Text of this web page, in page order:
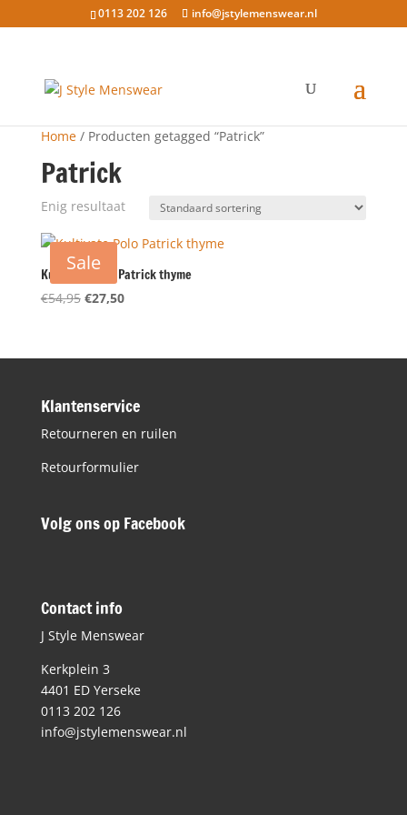
0113 202 126 info@jstylemenswear.nl
Home/ Producten getagged “Patrick”
Patrick
Enig resultaat
Sale
Kultivate Polo Patrick thyme
€54,95 Oorspronkelijke
€54,95.
€27,50Huidige
€27,50.
Klantenservice
Retourneren en ruilen
Retourformulier
Volg ons op Facebook
Contact info
J Style Menswear
Kerkplein 3
4401 ED Yerseke
0113 202 126
info@jstylemenswear.nl